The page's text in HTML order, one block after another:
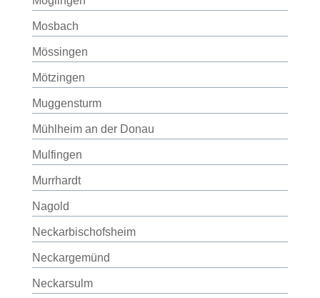
Mosbach
Mössingen
Mötzingen
Muggensturm
Mühlheim an der Donau
Mulfingen
Murrhardt
Nagold
Neckarbischofsheim
Neckargemünd
Neckarsulm